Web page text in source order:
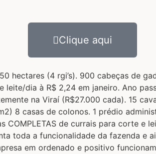
Clique aqui
hectares (4 rgi’s). 900 cabeças de
dia à R$ 2,24 em janeiro. Ano
na Viraí (R$27.000 cada). 15
8 casas de colonos. 1 prédio
de currais para corte e
toda a funcionalidade da fazenda e
em ordenado e positivo